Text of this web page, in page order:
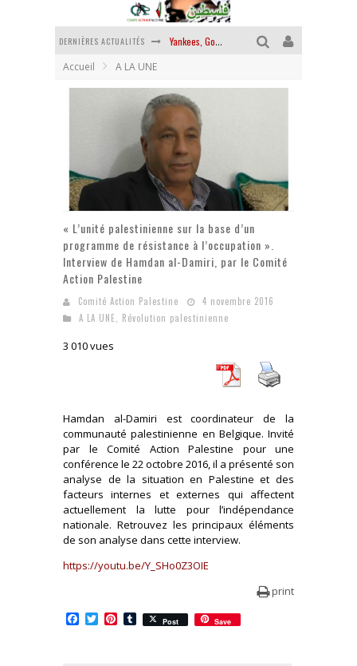
DERNIÈRES ACTUALITÉS Yankees, Go home !
Accueil A LA UNE
« L’unité palestinienne sur la base d’un
programme de résistance à l’occupation ».
Interview de Hamdan al-Damiri, par le Comité
Action Palestine
Comité Action Palestine
4 novembre 2016
A LA UNE
Révolution palestinienne
3 010 vues
Hamdan al-Damiri est coordinateur de la
communauté palestinienne en Belgique. Invité
par le Comité Action Palestine pour une
conférence le 22 octobre 2016, il a présenté son
analyse de la situation en Palestine et des
facteurs internes et externes qui affectent
actuellement la lutte pour l’indépendance
nationale. Retrouvez les principaux éléments
de son analyse dans cette interview.
https://youtu.be/Y_SHo0Z3OIE
print
Facebook
TwitterPinterest
Tumblr
Post Save